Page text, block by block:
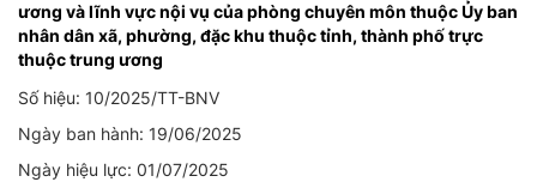
ương và lĩnh vực nội vụ của phòng chuyên môn thuộc Ủy ban
nhân dân xã, phường, đặc khu thuộc tỉnh, thành phố trực
thuộc trung ương
Số hiệu: 10/2025/TT-BNV
Ngày ban hành: 19/06/2025
Ngày hiệu lực: 01/07/2025